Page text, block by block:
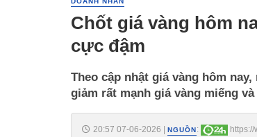
Chốt giá vàng hôm
cực đậm
Theo cập nhật giá vàng hôm
giảm rất mạnh giá vàng miếng
20:57 07-06-2026 | NGUỒN: